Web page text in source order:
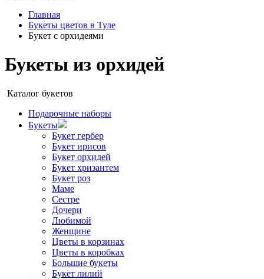
Главная
Букеты цветов в Туле
Букет с орхидеями
Букеты из орхидей
Каталог букетов
Подарочные наборы
Букеты
Букет гербер
Букет ирисов
Букет орхидей
Букет хризантем
Букет роз
Маме
Сестре
Дочери
Любимой
Женщине
Цветы в корзинах
Цветы в коробках
Большие букеты
Букет лилий